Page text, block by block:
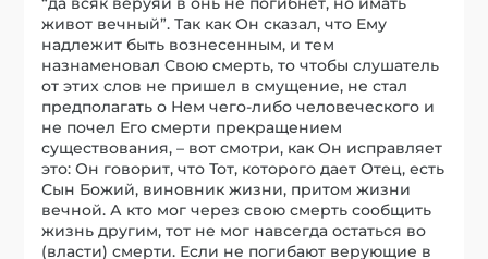
живот вечный”. Так как Он сказал, что Ему
надлежит быть вознесенным, и тем
назнаменовал Свою смерть, то чтобы слушатель
от этих слов не пришел в смущение, не стал
предполагать о Нем чего-либо человеческого и
не почел Его смерти прекращением
существования, – вот смотри, как Он исправляет
это: Он говорит, что Тот, которого дает Отец, есть
Сын Божий, виновник жизни, притом жизни
вечной. А кто мог через свою смерть сообщить
жизнь другим, тот не мог навсегда остаться во
(власти) смерти. Если не погибают верующие в